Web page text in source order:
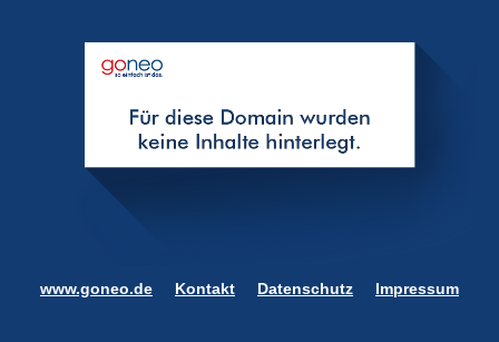
www.goneo.de Kontakt Datenschutz Impressum